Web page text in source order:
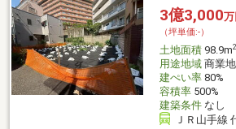
されます■ ご希望の住まい探しをお手伝いし
━━━━━・・・物件の詳細・ご相談はお気
ださい。
3億3,000万
（坪単価:-）
土地面積98.9m2
用途地域商業
建ぺい率80%
容積率500%
建築条件なし
ＪＲ山手線